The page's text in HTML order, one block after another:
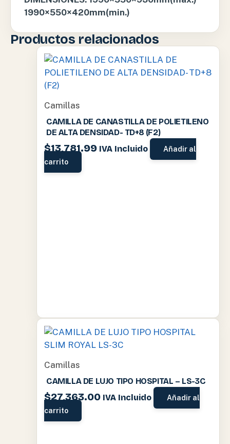
1990×550×420mm(min.)
Productos relacionados
Camillas
CAMILLA DE CANASTILLA DE POLIETILENO
DE ALTA DENSIDAD- TD+8 (F2)
$13,781.99 IVA Incluido
Añadir al
carrito
Camillas
CAMILLA DE LUJO TIPO HOSPITAL – LS-3C
$27,363.00 IVA Incluido
Añadir al
carrito